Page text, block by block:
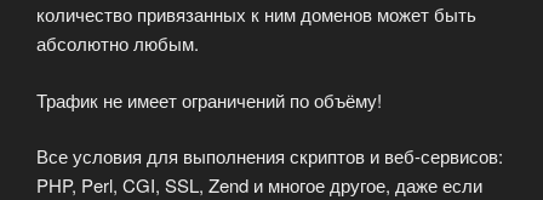
количество привязанных к ним доменов может быть
абсолютно любым.
Трафик не имеет ограничений по объёму!
Все условия для выполнения скриптов и веб-сервисов:
PHP, Perl, CGI, SSL, Zend и многое другое, даже если